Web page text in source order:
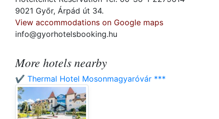
9021 Győr, Árpád út 34.
View accommodations on Google maps
info@gyorhotelsbooking.hu
More hotels nearby
✔️ Thermal Hotel Mosonmagyaróvár ***